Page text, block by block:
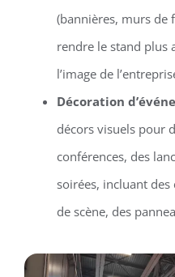
(bannières, murs de
rendre le stand plus
l’image de
Décoration
décors visuels pour
conférences, des
soirées, incluant
de scène, des